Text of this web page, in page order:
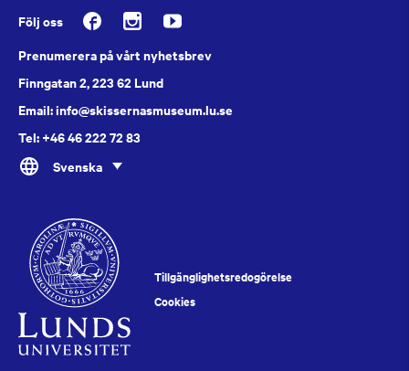
Följ oss
Prenumerera på vårt nyhetsbrev
Finngatan 2, 223 62 Lund
Email: info@skissernasmuseum.lu.se
Tel: +46 46 222 72 83
Svenska
Tillgänglighetsredogörelse
Cookies